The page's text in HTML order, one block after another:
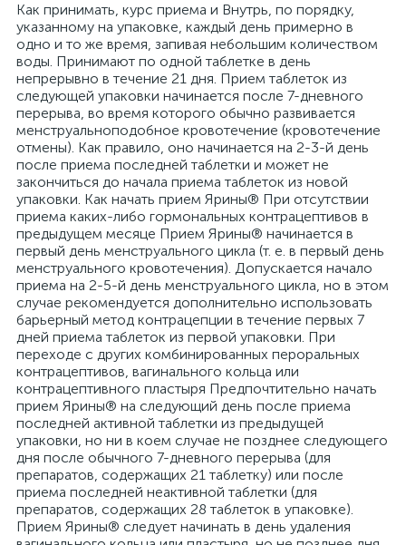
Как принимать, курс приема и Внутрь, по порядку,
указанному на упаковке, каждый день примерно в
одно и то же время, запивая небольшим количеством
воды. Принимают по одной таблетке в день
непрерывно в течение 21 дня. Прием таблеток из
следующей упаковки начинается после 7-дневного
перерыва, во время которого обычно развивается
менструальноподобное кровотечение (кровотечение
отмены). Как правило, оно начинается на 2-3-й день
после приема последней таблетки и может не
закончиться до начала приема таблеток из новой
упаковки. Как начать прием Ярины® При отсутствии
приема каких-либо гормональных контрацептивов в
предыдущем месяце Прием Ярины® начинается в
первый день менструального цикла (т. е. в первый день
менструального кровотечения). Допускается начало
приема на 2-5-й день менструального цикла, но в этом
случае рекомендуется дополнительно использовать
барьерный метод контрацепции в течение первых 7
дней приема таблеток из первой упаковки. При
переходе с других комбинированных пероральных
контрацептивов, вагинального кольца или
контрацептивного пластыря Предпочтительно начать
прием Ярины® на следующий день после приема
последней активной таблетки из предыдущей
упаковки, но ни в коем случае не позднее следующего
дня после обычного 7-дневного перерыва (для
препаратов, содержащих 21 таблетку) или после
приема последней неактивной таблетки (для
препаратов, содержащих 28 таблеток в упаковке).
Прием Ярины® следует начинать в день удаления